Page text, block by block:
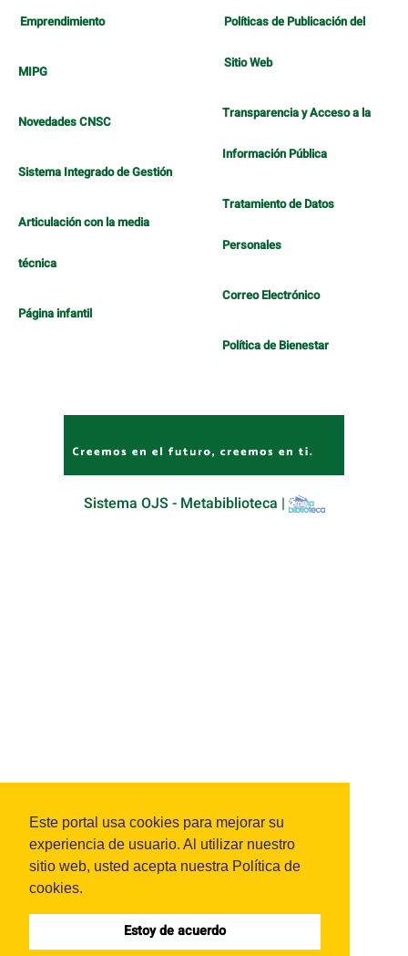
Este portal usa cookies para mejorar su
experiencia de usuario. Al utilizar nuestro
sitio web, usted acepta nuestra Política de
cookies.
Estoy de acuerdo
Emprendimiento
MIPG
Novedades CNSC
Sistema Integrado de Gestión
Articulación con la media
técnica
Página infantil
Políticas de Publicación del
Sitio Web
Transparencia y Acceso a la
Información Pública
Tratamiento de Datos
Personales
Correo Electrónico
Política de Bienestar
Sistema OJS - Metabiblioteca |